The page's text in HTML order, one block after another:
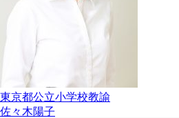
東京都公立小学校教諭
佐々木陽子